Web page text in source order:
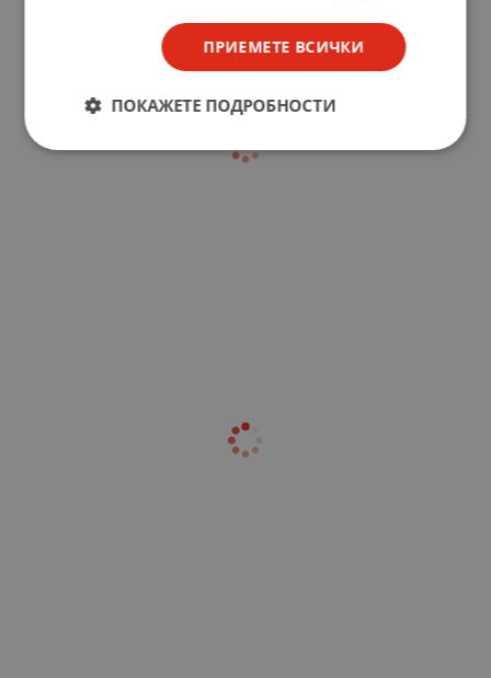
ПРИЕМЕТЕ ВСИЧКИ
ПОКАЖЕТЕ ПОДРОБНОСТИ